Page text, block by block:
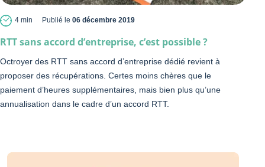
4 min Publié le 06 décembre 2019
RTT sans accord d’entreprise, c’est possible ?
Octroyer des RTT sans accord d’entreprise dédié revient à
proposer des récupérations. Certes moins chères que le
paiement d’heures supplémentaires, mais bien plus qu’une
annualisation dans le cadre d’un accord RTT.